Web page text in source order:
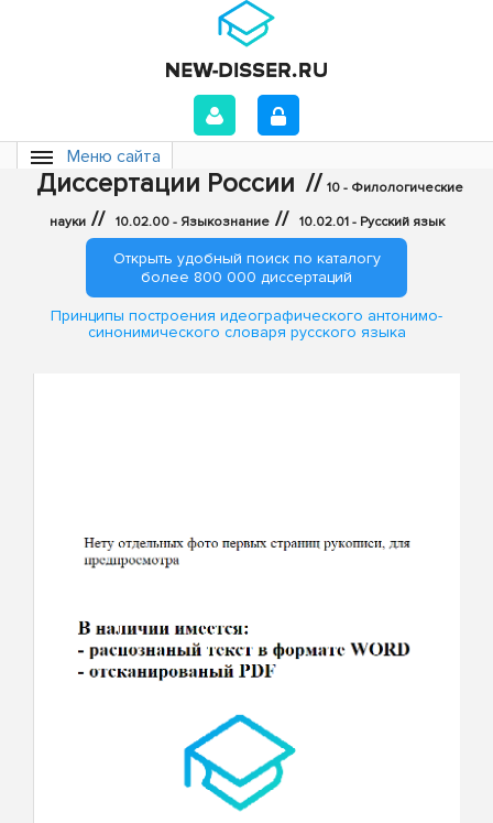
Меню сайта
Диссертации России // 10 - Филологические
науки // 10.02.00 - Языкознание // 10.02.01 - Русский язык
Открыть удобный поиск по каталогу
более 800 000 диссертаций
Принципы построения идеографического антонимо-
синонимического словаря русского языка